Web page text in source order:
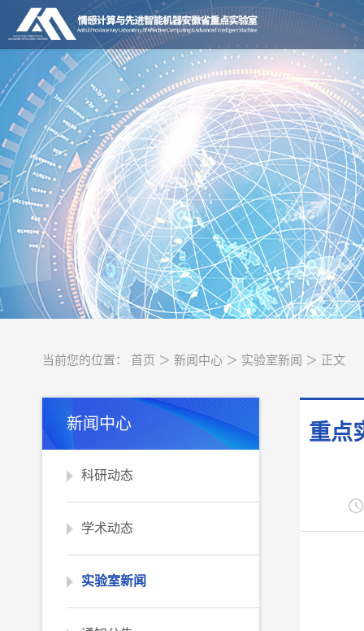
当前您的位置： 首页 ＞ 新闻中心 ＞ 实验室新闻 ＞ 正文
新闻中心
科研动态
学术动态
实验室新闻
重点